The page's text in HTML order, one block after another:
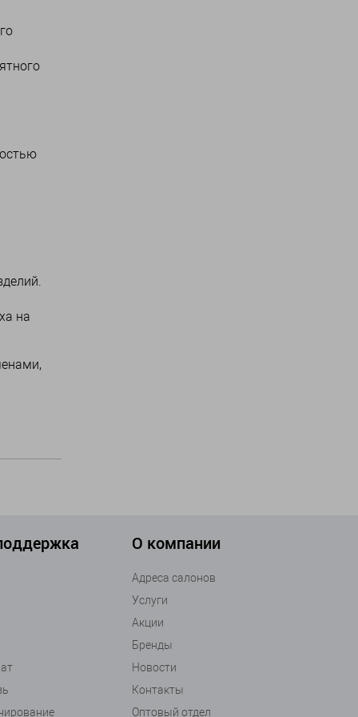
на
О компании
Адреса салонов
Услуги
Акции
Бренды
Новости
Контакты
Оптовый отдел